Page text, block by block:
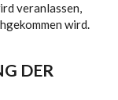
veranlassen,
wird.
DER